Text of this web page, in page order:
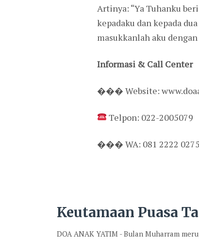
Artinya: “Ya Tuhanku
kepadaku dan kepada
masukkanlah aku
Informasi & Call Center
��� Website:
Telpon: 022-2005079
��� WA: 081 2222
Keutamaan Puasa
DOA ANAK YATIM - Bulan Muharram